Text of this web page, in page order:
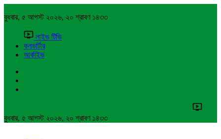
বুধবার, ৫ আগস্ট ২০২৬, ২০ শ্রাবণ ১৪৩৩
লাইভ টিভি
কনভার্টার
আর্কাইভ
বুধবার, ৫ আগস্ট ২০২৬, ২০ শ্রাবণ ১৪৩৩